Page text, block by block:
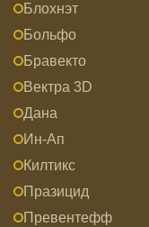
Блохнэт
Больфо
Бравекто
Вектра 3D
Дана
Ин-Ап
Килтикс
Празицид
Превентефф